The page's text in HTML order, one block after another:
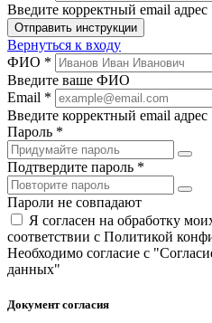
Введите корректный email адрес
Отправить инструкции
Вернуться к входу
ФИО *
Введите ваше ФИО
Email *
Введите корректный email адрес
Пароль *
Подтвердите пароль *
Пароли не совпадают
Я согласен на обработку
соответствии с Политикой
Необходимо согласие с
данных"
Документ согласия